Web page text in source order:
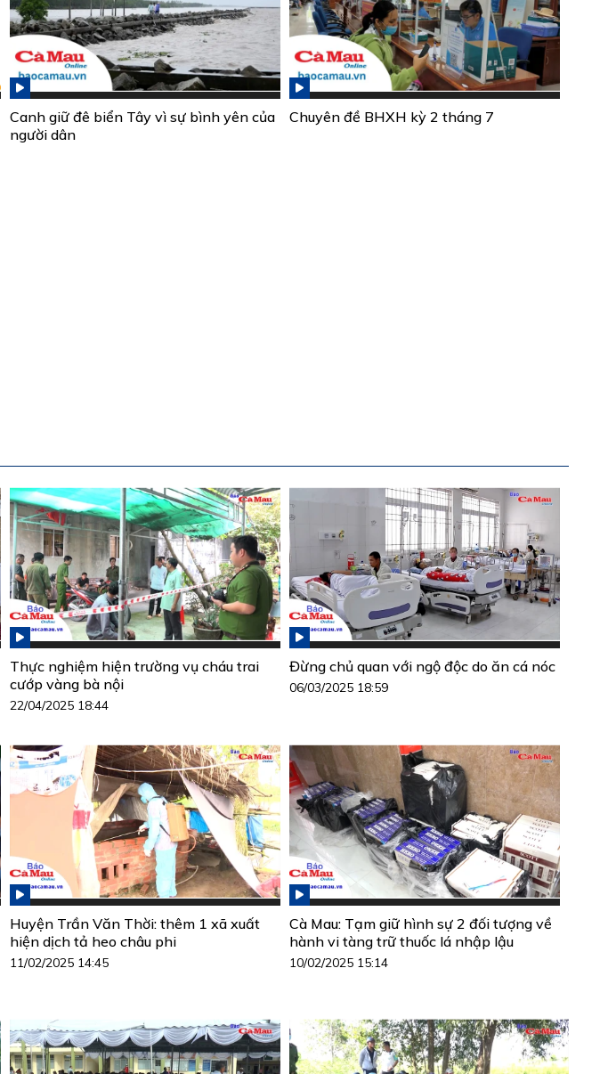
Canh giữ đê biển Tây vì sự bình yên của
người dân
Chuyên đề BHXH kỳ 2 tháng 7
Thực nghiệm hiện trường vụ cháu trai
cướp vàng bà nội
22/04/2025 18:44
Đừng chủ quan với ngộ độc do ăn cá nóc
06/03/2025 18:59
Huyện Trần Văn Thời: thêm 1 xã xuất
hiện dịch tả heo châu phi
11/02/2025 14:45
Cà Mau: Tạm giữ hình sự 2 đối tượng về
hành vi tàng trữ thuốc lá nhập lậu
10/02/2025 15:14